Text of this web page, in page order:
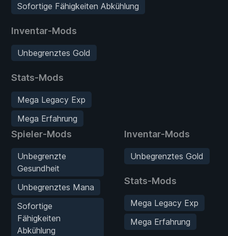
Sofortige Fähigkeiten Abkühlung
Inventar-Mods
Unbegrenztes Gold
Stats-Mods
Mega Legacy Exp
Mega Erfahrung
Spieler-Mods
Unbegrenzte
Gesundheit
Unbegrenztes Mana
Sofortige
Fähigkeiten
Abkühlung
Inventar-Mods
Unbegrenztes Gold
Stats-Mods
Mega Legacy Exp
Mega Erfahrung